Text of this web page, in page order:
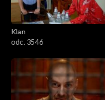
Klan
odc. 3546